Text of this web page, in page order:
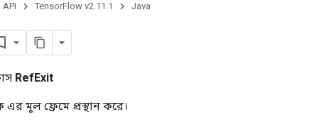
API TensorFlow v2.11.1 Java
RefExit
এর মূল ফ্রেমে প্রস্থান করে।